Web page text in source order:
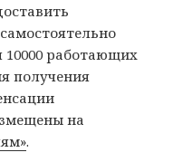
10000 работающих
получения
на
.